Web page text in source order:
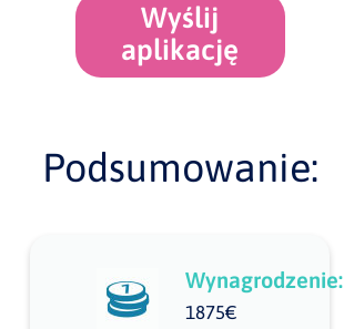
Wyślij
aplikację
Podsumowanie:
Wynagrodzenie:
1875€